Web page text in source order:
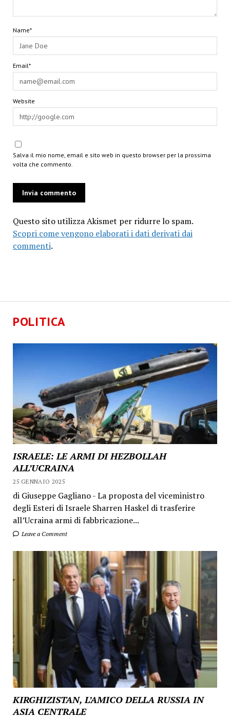
POLITICA
ISRAELE: LE ARMI DI HEZBOLLAH
ALL’UCRAINA
25 GENNAIO 2025
di Giuseppe Gagliano - La proposta del viceministro
degli Esteri di Israele Sharren Haskel di trasferire
all’Ucraina armi di fabbricazione...
Leave a Comment
KIRGHIZISTAN, L’AMICO DELLA RUSSIA IN
ASIA CENTRALE
Name*
Email*
Website
Salva il mio nome, email e sito web in questo browser per la prossima
volta che commento.
Questo sito utilizza Akismet per ridurre lo spam.
Scopri come vengono elaborati i dati derivati dai
commenti.